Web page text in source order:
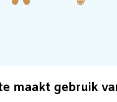
maakt gebruik